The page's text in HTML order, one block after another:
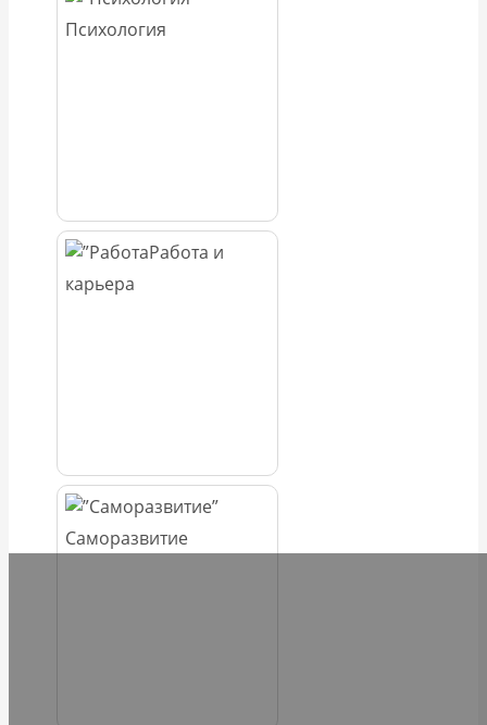
Психология
Работа и
карьера
Саморазвитие